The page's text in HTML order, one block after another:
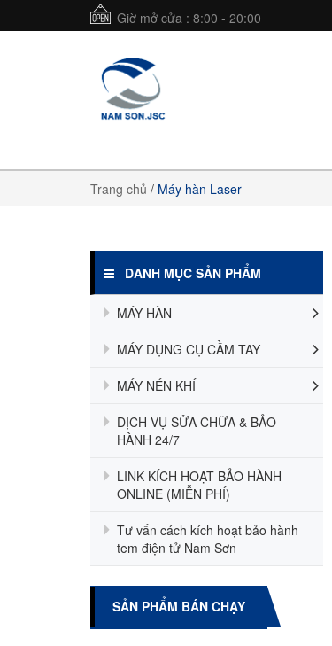
Giờ mở cửa : 8:00 - 20:00
Trang chủ / Máy hàn Laser
DANH MỤC SẢN PHẨM
MÁY HÀN
MÁY DỤNG CỤ CẦM TAY
MÁY NÉN KHÍ
DỊCH VỤ SỬA CHỮA & BẢO
HÀNH 24/7
LINK KÍCH HOẠT BẢO HÀNH
ONLINE (MIỄN PHÍ)
Tư vấn cách kích hoạt bảo hành
tem điện tử Nam Sơn
SẢN PHẨM BÁN CHẠY